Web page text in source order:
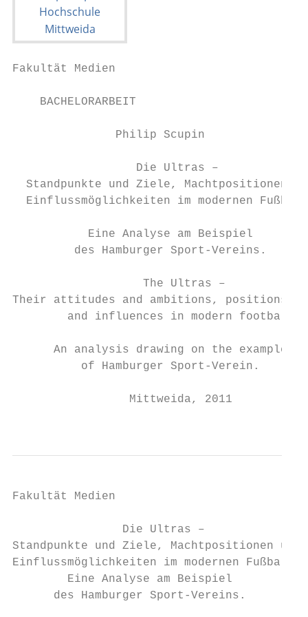
Fakultät Medien
    BACHELORARBEIT
               Philip Scupin
                  Die Ultras –
Standpunkte und Ziele, Machtpositionen
Einflussmöglichkeiten im modernen
           Eine Analyse am Beispiel
         des Hamburger Sport‐Vereins.
                   The Ultras –
Their attitudes and ambitions, positions of
        and influences in modern football.
      An analysis drawing on the example
          of Hamburger Sport‐Verein.
                 Mittweida, 2011
Fakultät Medien
                Die Ultras –
Standpunkte und Ziele, Machtpositionen und
Einflussmöglichkeiten im modernen Fußball.
        Eine Analyse am Beispiel
      des Hamburger Sport‐Vereins.